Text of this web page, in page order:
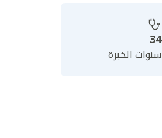
34
سنوات الخبرة